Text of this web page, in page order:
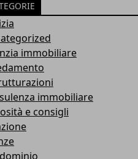
immobiliare
immobiliare
e consigli